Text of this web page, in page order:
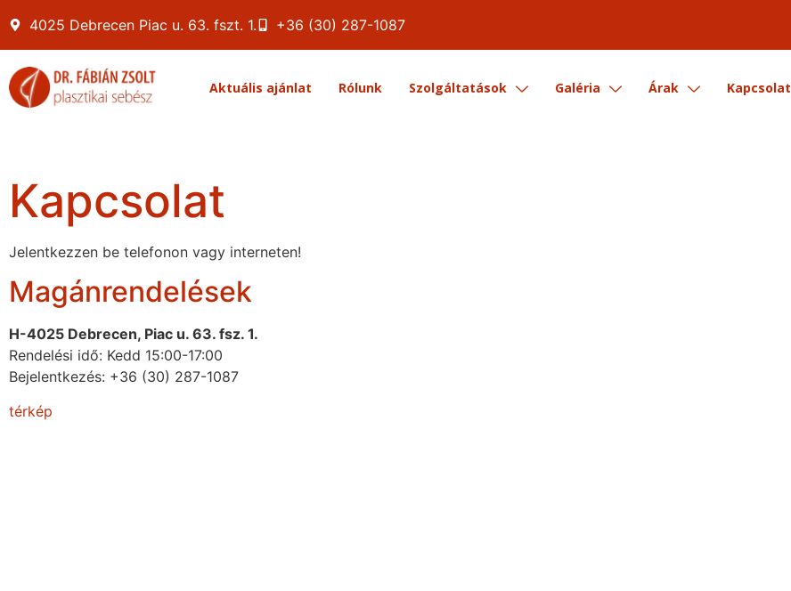
4025 Debrecen Piac u. 63. fszt. 1. +36 (30) 287-1087
Aktuális ajánlat Rólunk Szolgáltatások Galéria Árak Kapcsolat
Kapcsolat
Jelentkezzen be telefonon vagy interneten!
Magánrendelések
H-4025 Debrecen, Piac u. 63. fsz. 1.
Rendelési idő: Kedd 15:00-17:00
Bejelentkezés: +36 (30) 287-1087
térkép